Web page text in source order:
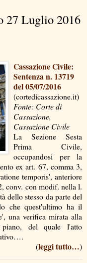
27 Luglio 2016
Cassazione Civile:
Sentenza n. 13719
del 05/07/2016
(cortedicassazione.it)
Fonte: Corte di
Cassazione,
Cassazione Civile
La Sezione Sesta
Prima Civile,
occupandosi per la
ex art. 67, comma 3,
temporis', anteriore
conv. con modif. nella l.
dello stesso da parte del
che quest'ultimo ha il
una verifica mirata alla
piano, del quale l'atto
(leggi tutto…)